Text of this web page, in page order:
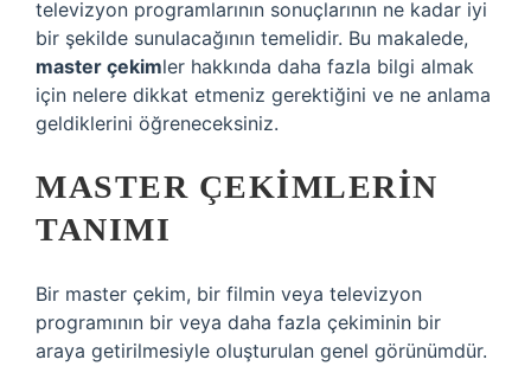
televizyon programlarının sonuçlarının ne kadar iyi
bir şekilde sunulacağının temelidir. Bu makalede,
master çekimler hakkında daha fazla bilgi almak
için nelere dikkat etmeniz gerektiğini ve ne anlama
geldiklerini öğreneceksiniz.
MASTER ÇEKIMLERIN
TANIMI
Bir master çekim, bir filmin veya televizyon
programının bir veya daha fazla çekiminin bir
araya getirilmesiyle oluşturulan genel görünümdür.